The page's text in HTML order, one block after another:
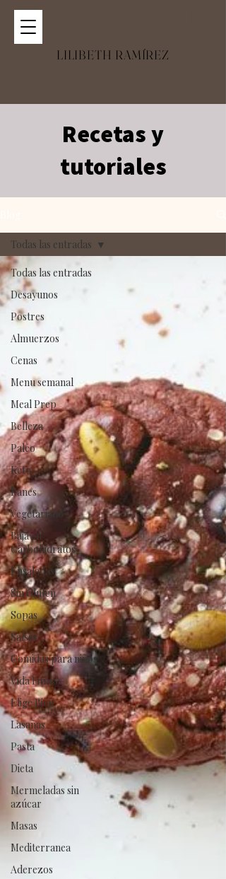
LILIBETH RAMÍREZ
Recetas y
tutoriales
Todas las entradas
Desayunos
Postres
Almuerzos
Cenas
Menu semanal
Meal Prep
Belleza
Paleo
Keto
Panes
Vegetariano
Baja en
Carbohidratos
Ensaladas
Sin Gluten
Sopas
Salsas
Comidas para niños
Vida Fitness
Elige Bien
Lasañas
Pasta
Dieta
Mermeladas sin
azúcar
Masas
Mediterranea
Aderezos
Todas las entradas